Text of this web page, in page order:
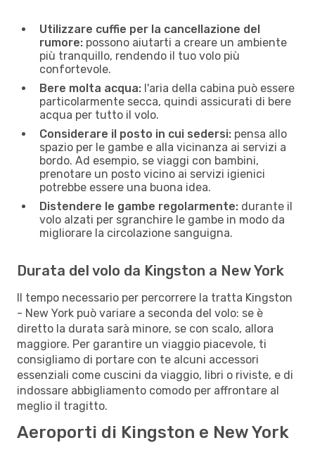
Utilizzare cuffie per la cancellazione del
rumore: possono aiutarti a creare un ambiente
più tranquillo, rendendo il tuo volo più
confortevole.
Bere molta acqua: l'aria della cabina può essere
particolarmente secca, quindi assicurati di bere
acqua per tutto il volo.
Considerare il posto in cui sedersi: pensa allo
spazio per le gambe e alla vicinanza ai servizi a
bordo. Ad esempio, se viaggi con bambini,
prenotare un posto vicino ai servizi igienici
potrebbe essere una buona idea.
Distendere le gambe regolarmente: durante il
volo alzati per sgranchire le gambe in modo da
migliorare la circolazione sanguigna.
Durata del volo da Kingston a New York
Il tempo necessario per percorrere la tratta Kingston
- New York può variare a seconda del volo: se è
diretto la durata sarà minore, se con scalo, allora
maggiore. Per garantire un viaggio piacevole, ti
consigliamo di portare con te alcuni accessori
essenziali come cuscini da viaggio, libri o riviste, e di
indossare abbigliamento comodo per affrontare al
meglio il tragitto.
Aeroporti di Kingston e New York